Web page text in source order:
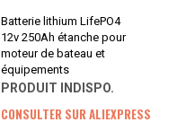
Batterie lithium LifePO4
12v 250Ah étanche pour
moteur de bateau et
équipements
PRODUIT INDISPO.
CONSULTER SUR ALIEXPRESS